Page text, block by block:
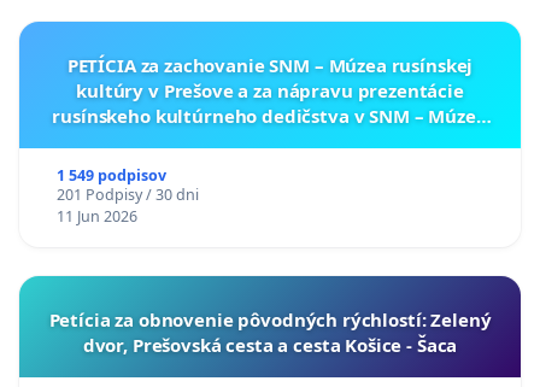
PETÍCIA za zachovanie SNM – Múzea rusínskej
kultúry v Prešove a za nápravu prezentácie
rusínskeho kultúrneho dedičstva v SNM – Múzeu
1 549 podpisov
201 Podpisy / 30 dni
11 Jun 2026
​Petícia za obnovenie pôvodných rýchlostí: Zelený
dvor, Prešovská cesta a cesta Košice - Šaca